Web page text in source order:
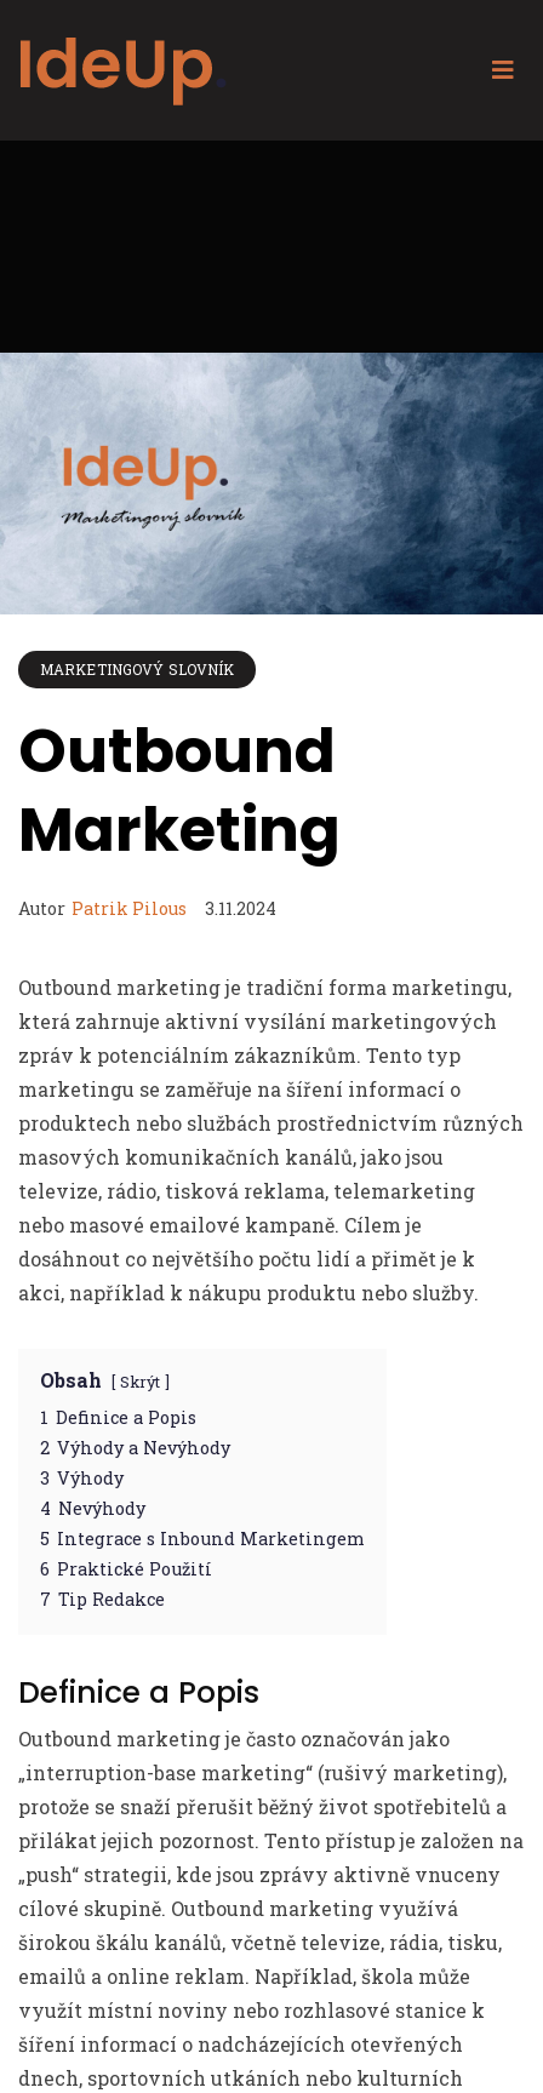
MARKETINGOVÝ SLOVNÍK
Outbound
Marketing
Autor Patrik Pilous 3.11.2024
Outbound marketing je tradiční forma marketingu,
která zahrnuje aktivní vysílání marketingových
zpráv k potenciálním zákazníkům. Tento typ
marketingu se zaměřuje na šíření informací o
produktech nebo službách prostřednictvím různých
masových komunikačních kanálů, jako jsou
televize, rádio, tisková reklama, telemarketing
nebo masové emailové kampaně. Cílem je
dosáhnout co největšího počtu lidí a přimět je k
akci, například k nákupu produktu nebo služby.
Obsah Skrýt
1 Definice a Popis
2 Výhody a Nevýhody
3 Výhody
4 Nevýhody
5 Integrace s Inbound Marketingem
6 Praktické Použití
7 Tip Redakce
Definice a Popis
Outbound marketing je často označován jako
„interruption-base marketing“ (rušivý marketing),
protože se snaží přerušit běžný život spotřebitelů a
přilákat jejich pozornost. Tento přístup je založen na
„push“ strategii, kde jsou zprávy aktivně vnuceny
cílové skupině. Outbound marketing využívá
širokou škálu kanálů, včetně televize, rádia, tisku,
emailů a online reklam. Například, škola může
využít místní noviny nebo rozhlasové stanice k
šíření informací o nadcházejících otevřených
dnech, sportovních utkáních nebo kulturních